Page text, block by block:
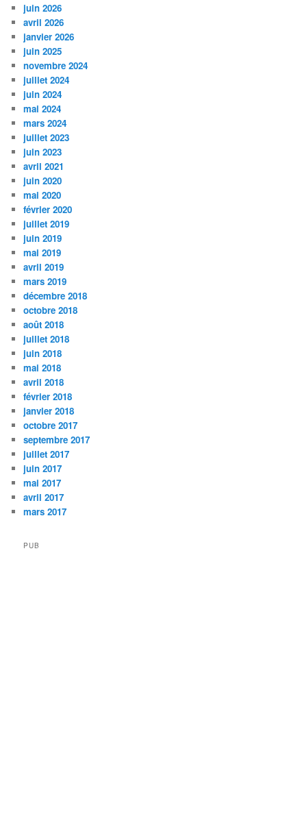
juin 2026
avril 2026
janvier 2026
juin 2025
novembre 2024
juillet 2024
juin 2024
mai 2024
mars 2024
juillet 2023
juin 2023
avril 2021
juin 2020
mai 2020
février 2020
juillet 2019
juin 2019
mai 2019
avril 2019
mars 2019
décembre 2018
octobre 2018
août 2018
juillet 2018
juin 2018
mai 2018
avril 2018
février 2018
janvier 2018
octobre 2017
septembre 2017
juillet 2017
juin 2017
mai 2017
avril 2017
mars 2017
PUB